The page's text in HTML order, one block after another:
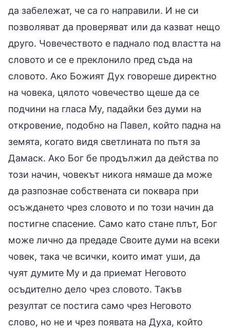
да забележат, че са го направили. И не си
позволяват да проверяват или да казват нещо
друго. Човечеството е паднало под властта на
словото и се е преклонило пред съда на
словото. Ако Божият Дух говореше директно
на човека, цялото човечество щеше да се
подчини на гласа Му, падайки без думи на
откровение, подобно на Павел, който падна на
земята, когато видя светлината по пътя за
Дамаск. Ако Бог бе продължил да действа по
този начин, човекът никога нямаше да може
да разпознае собствената си поквара при
осъждането чрез словото и по този начин да
постигне спасение. Само като стане плът, Бог
може лично да предаде Своите думи на всеки
човек, така че всички, които имат уши, да
чуят думите Му и да приемат Неговото
осъдително дело чрез словото. Такъв
резултат се постига само чрез Неговото
слово, но не и чрез появата на Духа, който